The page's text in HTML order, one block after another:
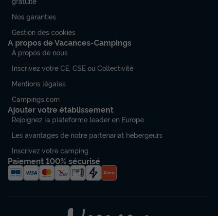
Nos garanties
Gestion des cookies
A propos de Vacances-Campings
À propos de nous
Inscrivez votre CE, CSE ou Collectivité
Mentions légales
Campings.com
Ajouter votre établissement
Rejoignez la plateforme leader en Europe
Les avantages de notre partenariat hébergeurs
Inscrivez votre camping
Paiement 100% sécurisé